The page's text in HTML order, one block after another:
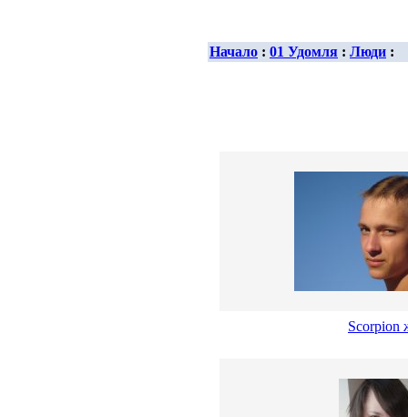
Начало : 01 Удомля : Люди :
Scorpion